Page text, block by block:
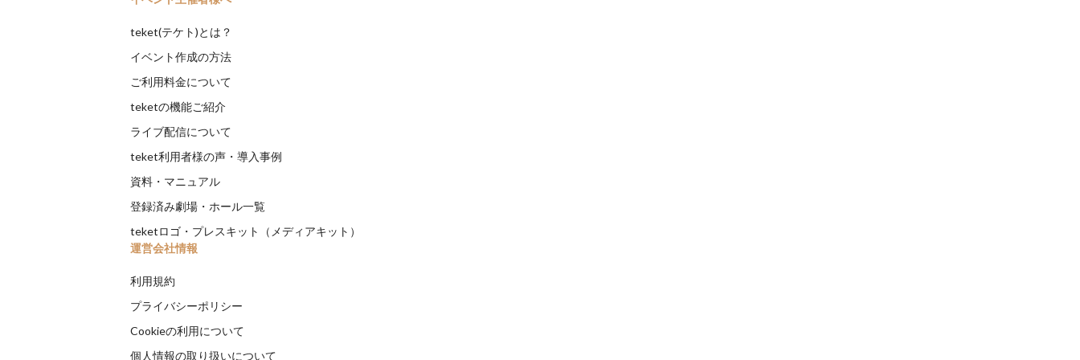
teket(テケト)とは？
イベント作成の方法
ご利用料金について
teketの機能ご紹介
ライブ配信について
teket利用者様の声・導入事例
資料・マニュアル
登録済み劇場・ホール一覧
teketロゴ・プレスキット（メディアキット）
運営会社情報
利用規約
プライバシーポリシー
Cookieの利用について
個人情報の取り扱いについて